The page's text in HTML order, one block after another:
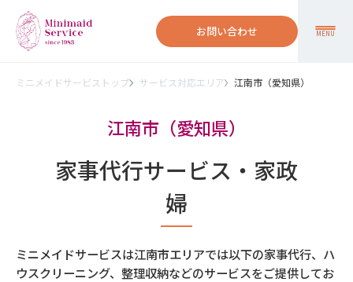
お問い合わせ MENU
ミニメイドサービストップ サービス対応エリア 江南市（愛知県）
江南市（愛知県）
家事代行サービス・家政
婦
ミニメイドサービスは江南市エリアでは以下の家事代行、ハ
ウスクリーニング、整理収納などのサービスをご提供してお